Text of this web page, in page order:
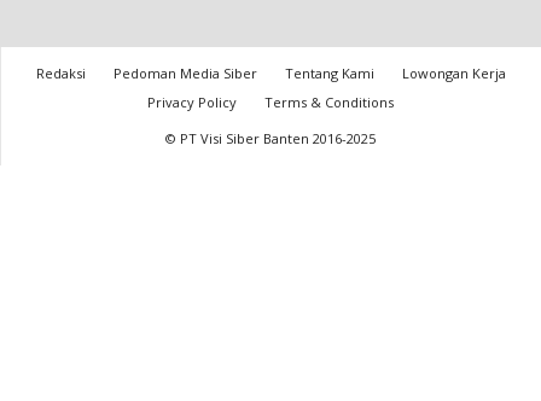
Redaksi Pedoman Media Siber Tentang Kami
Lowongan Kerja
Privacy Policy
Terms & Conditions
© PT Visi Siber Banten 2016-2025